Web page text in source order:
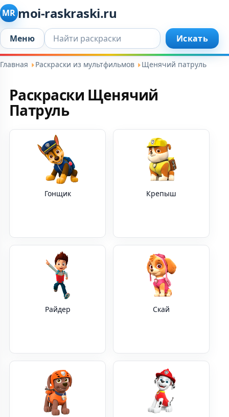
MR moi-raskraski.ru
Меню Искать... Искать
Главная Раскраски из мультфильмов Щенячий патруль
Раскраски Щенячий
Патруль
Гонщик Крепыш
Райдер Скай